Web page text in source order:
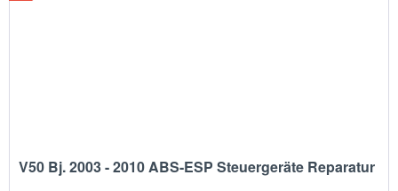
V50 Bj. 2003 - 2010 ABS-ESP Steuergeräte Reparatur